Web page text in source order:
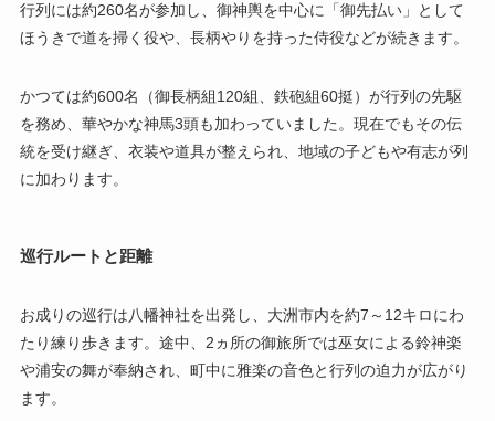
行列には約260名が参加し、御神輿を中心に「御先払い」として
ほうきで道を掃く役や、長柄やりを持った侍役などが続きます。
かつては約600名（御長柄組120組、鉄砲組60挺）が行列の先駆
を務め、華やかな神馬3頭も加わっていました。現在でもその伝
統を受け継ぎ、衣装や道具が整えられ、地域の子どもや有志が列
に加わります。
巡行ルートと距離
お成りの巡行は八幡神社を出発し、大洲市内を約7～12キロにわ
たり練り歩きます。途中、2ヵ所の御旅所では巫女による鈴神楽
や浦安の舞が奉納され、町中に雅楽の音色と行列の迫力が広がり
ます。